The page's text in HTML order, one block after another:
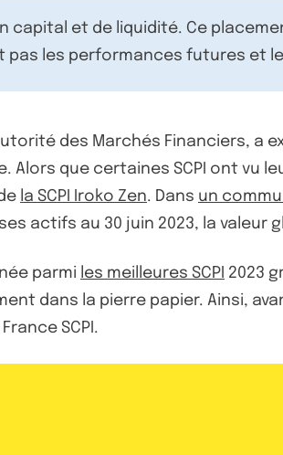
capital et de liquidité. Ce
pas les performances futures et
des Marchés Financiers,
Alors que certaines SCPI ont vu
la SCPI Iroko Zen. Dans un
actifs au 30 juin 2023, la valeur
parmi les meilleures SCPI 2023
dans la pierre papier. Ainsi,
SCPI.